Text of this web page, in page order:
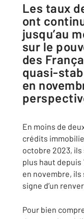
Les taux de crédit immobilier
ont
jusqu’au
sur le
des
quasi-
en
En moins de
crédits
octobre 2023, ils
plus haut depuis
en novembre,
signe d’un
Pour bien